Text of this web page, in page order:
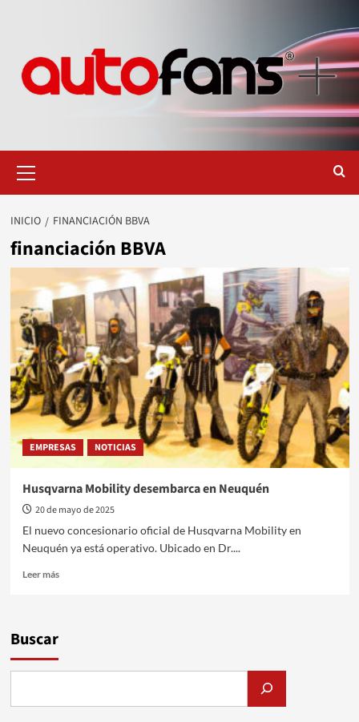
primario
INICIO FINANCIACIÓN BBVA
financiación BBVA
EMPRESAS NOTICIAS
Husqvarna Mobility desembarca en Neuquén
20 de mayo de 2025
El nuevo concesionario oficial de Husqvarna Mobility en
Neuquén ya está operativo. Ubicado en Dr....
Leer másLeer
en
Buscar